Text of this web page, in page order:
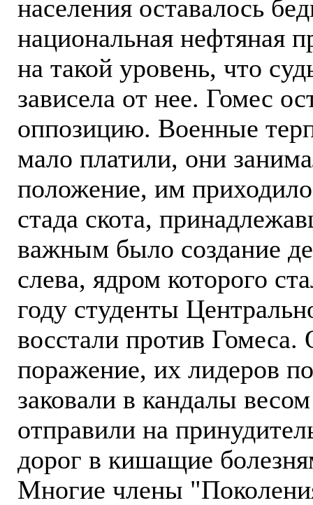
населения оставалось
национальная нефтяная
на такой уровень, что
зависела от нее. Гомес
оппозицию. Военные
мало платили, они
положение, им
стада скота,
важным было создание
слева, ядром которого
году студенты
восстали против
поражение, их лидеров
заковали в кандалы
отправили на
дорог в кишащие
Многие члены